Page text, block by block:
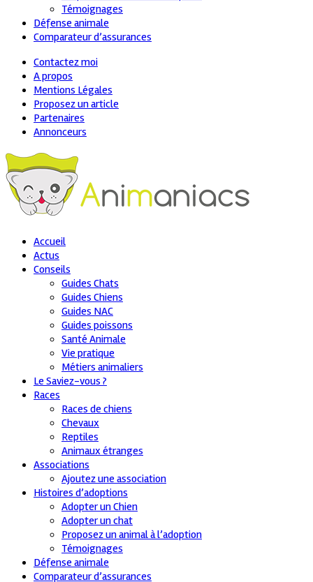
Témoignages
Défense animale
Comparateur d’assurances
Contactez moi
A propos
Mentions Légales
Proposez un article
Partenaires
Annonceurs
Accueil
Actus
Conseils
Guides Chats
Guides Chiens
Guides NAC
Guides poissons
Santé Animale
Vie pratique
Métiers animaliers
Le Saviez-vous ?
Races
Races de chiens
Chevaux
Reptiles
Animaux étranges
Associations
Ajoutez une association
Histoires d’adoptions
Adopter un Chien
Adopter un chat
Proposez un animal à l’adoption
Témoignages
Défense animale
Comparateur d’assurances